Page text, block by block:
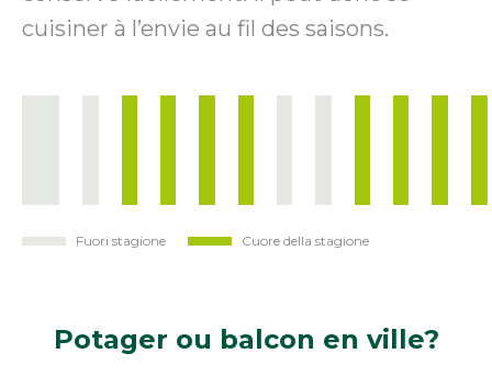
cuisiner à l’envie au fil des saisons.
Mar Ago
Fuori stagione Cuore della stagione
Potager ou balcon en ville?